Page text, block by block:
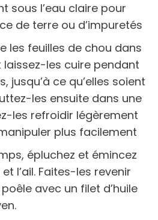
sous l’eau claire pour
de terre ou d’impuretés
les feuilles de chou dans
laissez-les cuire pendant
jusqu’à ce qu’elles soient
les ensuite dans une
les refroidir légèrement
plus facilement
épluchez et émincez
l’ail. Faites-les revenir
avec un filet d’huile